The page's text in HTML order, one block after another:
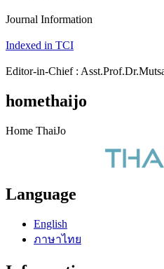
Journal Information
Indexed in TCI
Editor-in-Chief :
homethaijo
Home ThaiJo
Language
English
ภาษาไทย